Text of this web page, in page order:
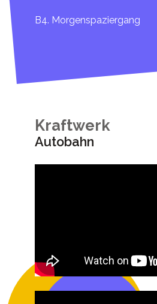
B4. Morgenspaziergang
Kraftwerk
Autobahn